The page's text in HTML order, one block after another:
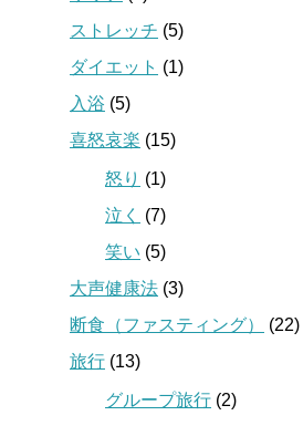
ストレッチ (5)
ダイエット (1)
入浴 (5)
喜怒哀楽 (15)
怒り (1)
泣く
(7)
笑い (5)
大声健康法 (3)
断食（ファスティング）
(22)
旅行 (13)
グループ旅行 (2)